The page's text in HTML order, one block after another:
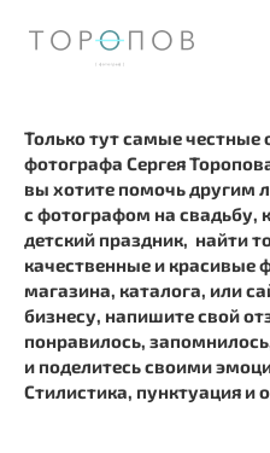
Только тут самые честные
фотографа Сергея
вы хотите помочь другим
с фотографом на свадьбу,
детский праздник, найти
качественные и красивые
магазина, каталога, или
бизнесу, напишите свой
понравилось,
и поделитесь своими
Стилистика, пунктуация и